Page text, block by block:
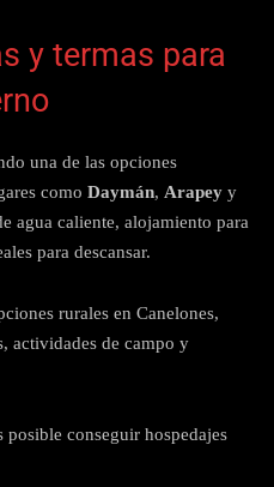
y termas para
una de las opciones
como Daymán, Arapey y
agua caliente, alojamiento para
para descansar.
rurales en Canelones,
actividades de campo y
conseguir hospedajes